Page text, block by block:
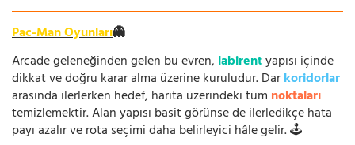
Pac-Man Oyunları👻
Arcade geleneğinden gelen bu evren, labirentyapısı içinde
dikkat ve doğru karar alma üzerine kuruludur. Darkoridorlar
arasında ilerlerken hedef, harita üzerindeki tüm noktaları
temizlemektir. Alan yapısı basit görünse de ilerledikçe hata
payı azalır ve rota seçimi daha belirleyici hâle gelir. 🕹️